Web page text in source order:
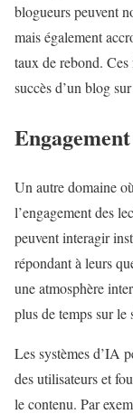
blogueurs peuvent
mais également
taux de rebond.
succès d’un blog
Un autre domaine
l’engagement des
peuvent interagir
répondant à leurs
une atmosphère
plus de temps sur le
Les systèmes d’IA
des utilisateurs et
le contenu. Par